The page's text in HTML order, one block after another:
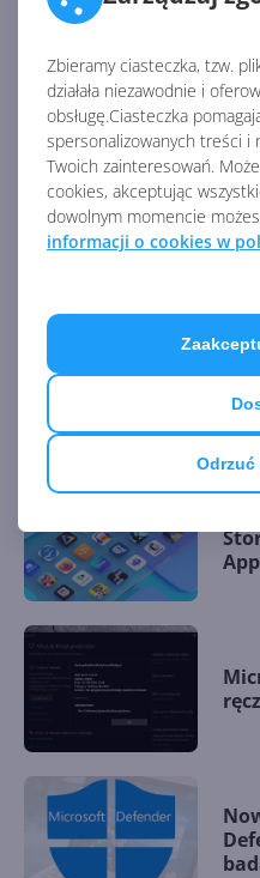
Zbieramy ciasteczka, tzw.
działała niezawodnie i
obsługę.Ciasteczka
spersonalizowanych treści i
Twoich zainteresowań.
cookies, akceptując
dowolnym momencie
informacji o cookies w
gracze wciąż będą
app-gapsą z kolei projekty
które umożliwiają (choć
zakresie) praktycznie
aplikacji z iOS i Androida
Windows.
ends-support-for-
AKTUALNOŚCI Z
WINDOWS 10